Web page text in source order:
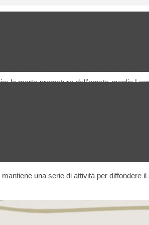
più illustri che Baeza abbia mai
chiamata Istituto Generale e Tecnico.
legato a Baeza, che è diventata un
la morte prematura dell’amata moglie
chiese un trasferimento per cercare di
camera numero 15 dell’Hotel
un professore benevolo e che
di queste visite, nel 1916, fu Federico
a Segovia. Anni dopo, a causa della
una serie di attività per diffondere